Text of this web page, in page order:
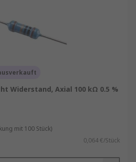
Widerstand, Axial 100 kΩ 0.5 %
mit 100 Stück)
0,064 €/Stück